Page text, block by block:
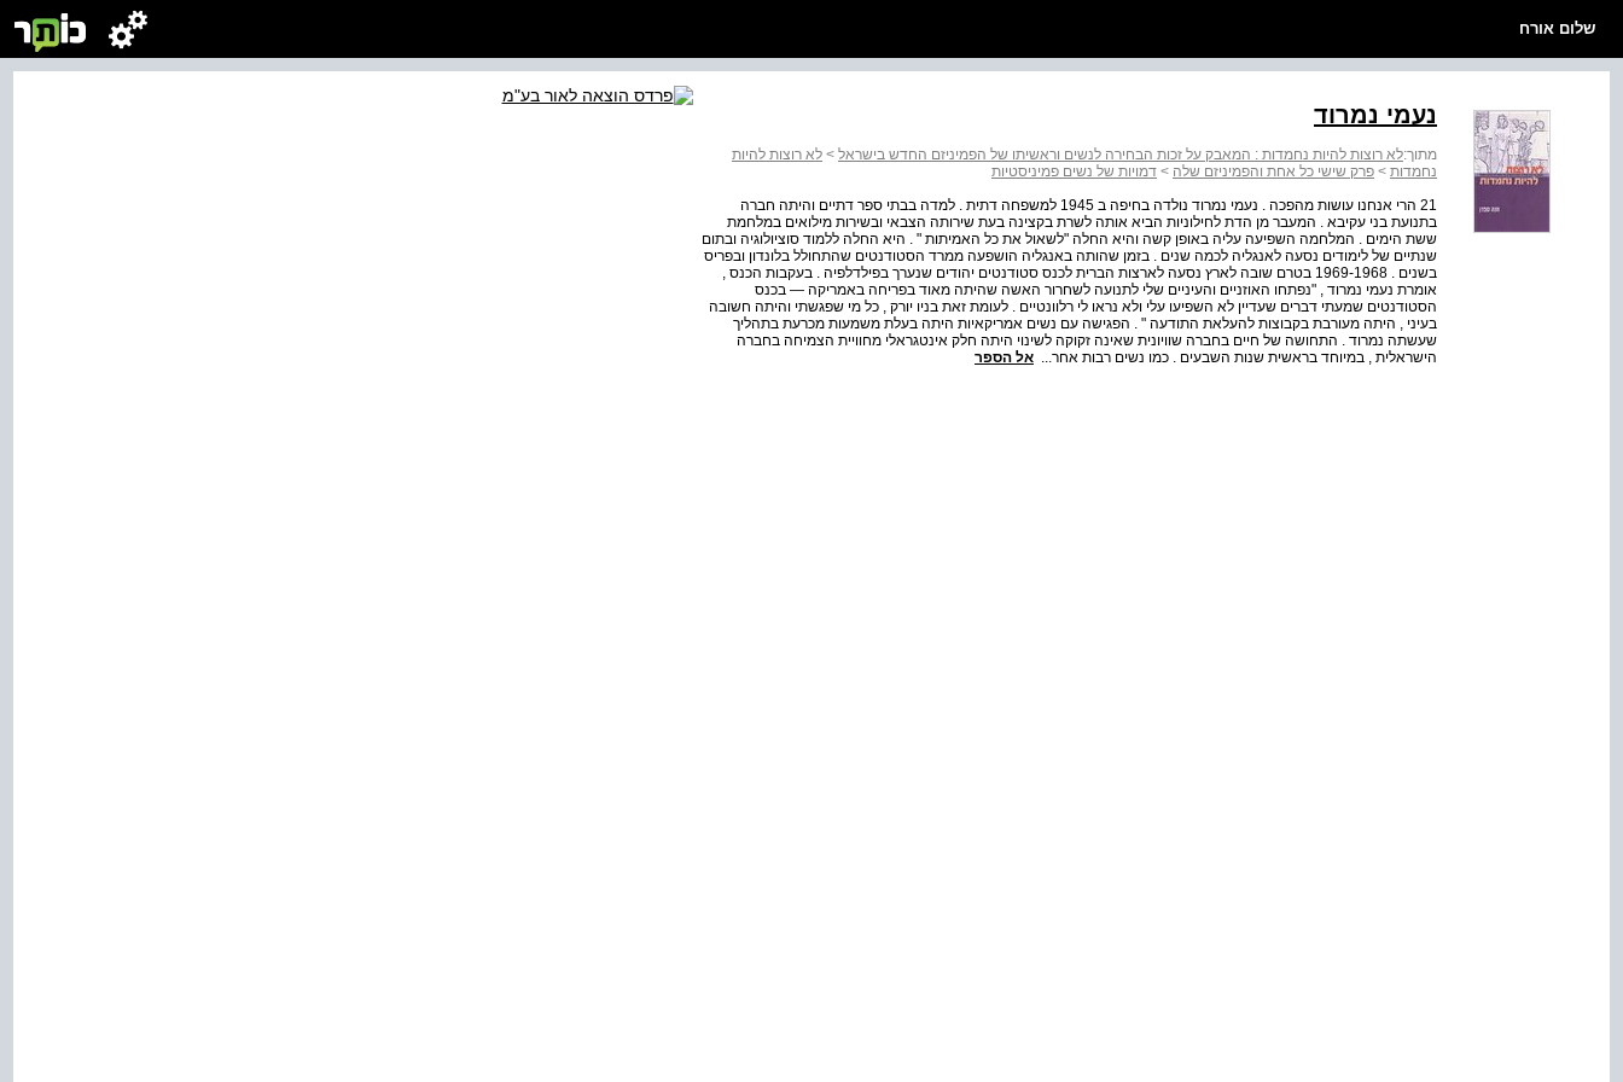
שלום אורח
נעמי נמרוד
מתוך:לא רוצות להיות נחמדות : המאבק על זכות הבחירה לנשים וראשיתו של הפמיניזם החדש בישראל > לא רוצות להיות
נחמדות > פרק שישי כל אחת והפמיניזם שלה > דמויות של נשים פמיניסטיות
21 הרי אנחנו עושות מהפכה . נעמי נמרוד נולדה בחיפה ב 1945 למשפחה דתית . למדה בבתי ספר דתיים והיתה חברה
בתנועת בני עקיבא . המעבר מן הדת לחילוניות הביא אותה לשרת בקצינה בעת שירותה הצבאי ובשירות מילואים במלחמת
ששת הימים . המלחמה השפיעה עליה באופן קשה והיא החלה "לשאול את כל האמיתות " . היא החלה ללמוד סוציולוגיה ובתום
שנתיים של לימודים נסעה לאנגליה לכמה שנים . בזמן שהותה באנגליה הושפעה ממרד הסטודנטים שהתחולל בלונדון ובפריס
בשנים . 1969-1968 בטרם שובה לארץ נסעה לארצות הברית לכנס סטודנטים יהודים שנערך בפילדלפיה . בעקבות הכנס ,
אומרת נעמי נמרוד , "נפתחו האוזניים והעיניים שלי לתנועה לשחרור האשה שהיתה מאוד בפריחה באמריקה — בכנס
הסטודנטים שמעתי דברים שעדיין לא השפיעו עלי ולא נראו לי רלוונטיים . לעומת זאת בניו יורק , כל מי שפגשתי והיתה חשובה
בעיני , היתה מעורבת בקבוצות להעלאת התודעה " . הפגישה עם נשים אמריקאיות היתה בעלת משמעות מכרעת בתהליך
שעשתה נמרוד . התחושה של חיים בחברה שוויונית שאינה זקוקה לשינוי היתה חלק אינטגראלי מחוויית הצמיחה בחברה
הישראלית , במיוחד בראשית שנות השבעים . כמו נשים רבות אחר... אל הספר